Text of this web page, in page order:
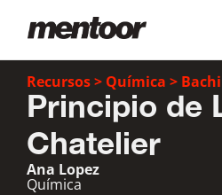
Recursos> Química >
Principio de
Chatelier
Ana Lopez
Química